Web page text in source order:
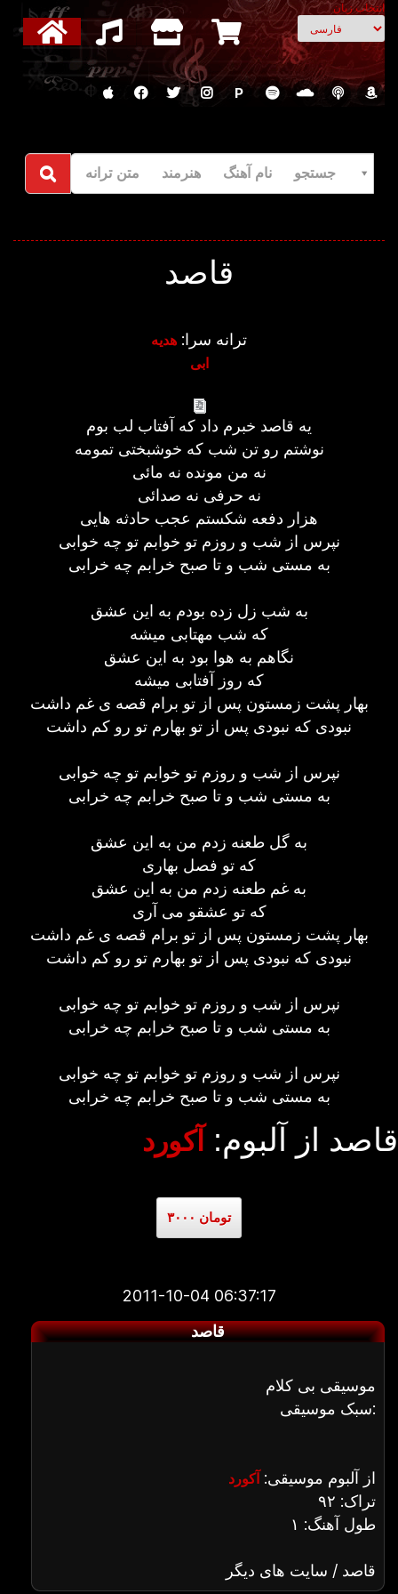
انتخاب زبان
P
جستجو نام آهنگ هنرمند متن ترانه
قاصد
ترانه سرا: هدیه
ابی
یه قاصد خبرم داد که آفتاب لب بوم
نوشتم رو تن شب که خوشبختی تمومه
نه من مونده نه مائی
نه حرفی نه صدائی
هزار دفعه شکستم عجب حادثه هایی
نپرس از شب و روزم تو خوابم تو چه خوابی
به مستی شب و تا صبح خرابم چه خرابی
به شب زل زده بودم به این عشق
که شب مهتابی میشه
نگاهم به هوا بود به این عشق
که روز آفتابی میشه
بهار پشت زمستون پس از تو برام قصه ی غم داشت
نبودی که نبودی پس از تو بهارم تو رو کم داشت
نپرس از شب و روزم تو خوابم تو چه خوابی
به مستی شب و تا صبح خرابم چه خرابی
به گل طعنه زدم من به این عشق
که تو فصل بهاری
به غم طعنه زدم من به این عشق
که تو عشقو می آری
بهار پشت زمستون پس از تو برام قصه ی غم داشت
نبودی که نبودی پس از تو بهارم تو رو کم داشت
نپرس از شب و روزم تو خوابم تو چه خوابی
به مستی شب و تا صبح خرابم چه خرابی
نپرس از شب و روزم تو خوابم تو چه خوابی
به مستی شب و تا صبح خرابم چه خرابی
قاصد از آلبوم: آکورد
۳۰۰۰ تومان
2011-10-04 06:37:17
قاصد
موسیقی بی کلام
سبک موسیقی:
از آلبوم موسیقی: آکورد
تراک: ۹۲
طول آهنگ: ۱
قاصد / سایت های دیگر